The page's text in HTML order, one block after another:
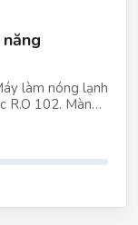
làm nóng lạnh
102. Màng
Diệt
trong nước.
Khối lượng:
CS Nóng: